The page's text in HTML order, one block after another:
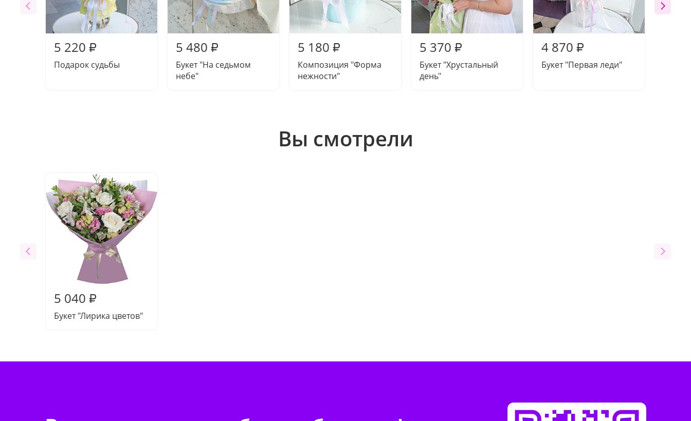
5 220 ₽
Подарок судьбы
5 480 ₽
Букет "На седьмом
небе"
5 180 ₽
Композиция "Форма
нежности"
5 370 ₽
Букет "Хрустальный
день"
4 870 ₽
Букет "Первая леди"
Вы смотрели
5 040 ₽
Букет "Лирика цветов"